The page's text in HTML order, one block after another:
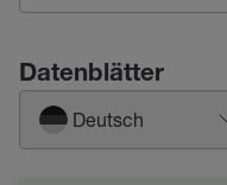
Datenblätter
Deutsch